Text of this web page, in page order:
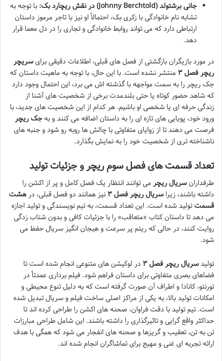
جانی برشتولد (Johnny Berchtold) در نقش ریچارد بک:
با توجه به
تشابه نام خانوادگی با زکری بک، احتمالاً او نیز با تاجر مرموز داستان
ارتباطی دارد که می تواند روابط خانوادگی و تجاری را در دل معما قرار
دهد.
در مورد بازیگران بازگشتی از فصل های قبلی، اطلاعات دقیقی برایسریچر
ریچر فصل ۳
منتشر نشده است. با این حال، با توجه به ماهیت داستان که
جک ریچر را به سمت مواجهه با گذشته اش می برد، این احتمال وجود دارد
که شاهد حضور کوتاه یا حتی بلندمدت برخی از شخصیت های آشنا از
زندگی حرفه ای یا شخصی او باشیم. هر کدام از این شخصیت های جدید، با
ورود خود، پویایی های تازه ای را به داستان اضافه می کنند و بهجک ریچر
فرصت می دهند تا از زوایای متفاوتی با چالش ها روبه رو شود و جنبه های
ناشناخته تری از شخصیت خود را به نمایش بگذارد.
تعداد قسمت های فصل سوم ریچر و جزئیات تولید
طرفدارانسریال ریچر می توانند انتظار یک فصل کامل و پر از اکشن را
داشته باشند، زیرا سریال ریچر فصل ۳ نیز همانند دو فصل قبلی، درهشت
قسمتتولید شده است. این تعداد قسمت، به تیم نویسندگی و تولید اجازه
می دهد تا داستان کتاب «متعاقب» را با جزئیات کافی و بدون شتاب زدگی
روایت کنند، در حالی که ریتم پر سرعت و هیجان انگیز سریال حفظ می
شود.
تولیدسریال ریچر فصل ۳
در لوکیشن های متنوعی انجام شده است تا
فضاهای بصری متفاوتی برای داستان فراهم شود. فیلم برداری عمدتاً در
تورنتو، کانادا و اطراف آن صورت گرفته است که به دلیل تنوع محیطی و
امکانات تولید بالا، به یکی از مراکز اصلی ساخت فیلم و سریال تبدیل شده
است. تیم تولید با دقت فراوان، صحنه های اکشن را طراحی کرده اند تا
حداکثر واقع گرایی و تاثیرگذاری را داشته باشند. این شامل طراحی مبارزات
تن به تن، تعقیب و گریزها و صحنه های انفجار می شود که همگی با هدف
ارائه تجربه ای غنی و مهیج برای تماشاگران انجام شده اند.